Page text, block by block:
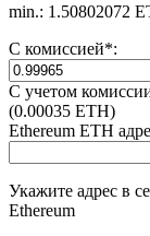
min.: 1.50802072
С комиссией*:
С учетом
(0.00035 ETH)
Ethereum ETH
Укажите адрес в
Ethereum